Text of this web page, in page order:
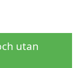
utan